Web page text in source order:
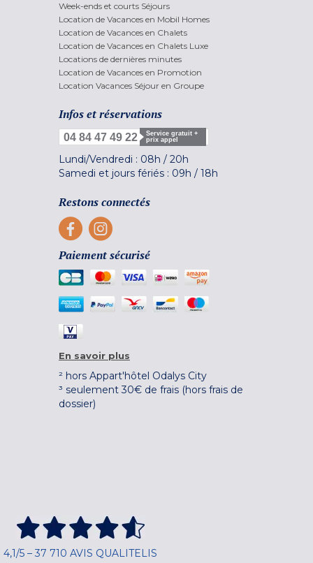
Week-ends et courts Séjours
Location de Vacances en Mobil Homes
Location de Vacances en Chalets
Location de Vacances en Chalets Luxe
Locations de dernières minutes
Location de Vacances en Promotion
Location Vacances Séjour en Groupe
Infos et réservations
04 84 47 49 22
Service gratuit +
prix appel
Lundi/Vendredi : 08h / 20h
Samedi et jours fériés : 09h / 18h
Restons connectés
Paiement sécurisé
En savoir plus
² hors Appart'hôtel Odalys City
³ seulement 30€ de frais (hors frais de
dossier)
4,1/5 – 37 710 AVIS QUALITELIS